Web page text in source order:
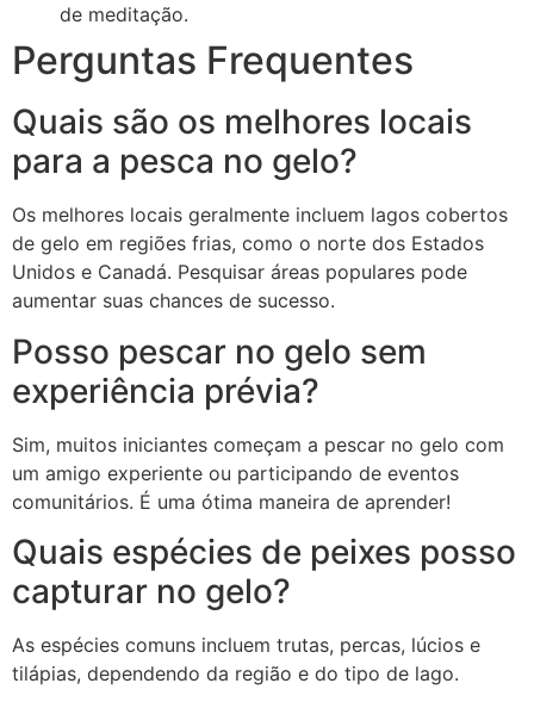
de meditação.
Perguntas Frequentes
Quais são os melhores locais
para a pesca no gelo?
Os melhores locais geralmente incluem lagos cobertos
de gelo em regiões frias, como o norte dos Estados
Unidos e Canadá. Pesquisar áreas populares pode
aumentar suas chances de sucesso.
Posso pescar no gelo sem
experiência prévia?
Sim, muitos iniciantes começam a pescar no gelo com
um amigo experiente ou participando de eventos
comunitários. É uma ótima maneira de aprender!
Quais espécies de peixes posso
capturar no gelo?
As espécies comuns incluem trutas, percas, lúcios e
tilápias, dependendo da região e do tipo de lago.